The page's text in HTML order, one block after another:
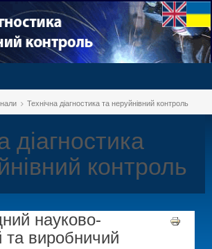
Технічна діагностика та неруйнівний контроль
діагностика
контроль
науково-
та виробничий